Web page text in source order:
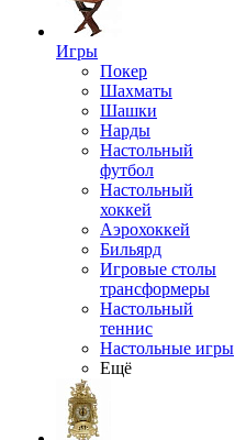
Игры
Покер
Шахматы
Шашки
Нарды
Настольный
футбол
Настольный
хоккей
Аэрохоккей
Бильярд
Игровые столы
трансформеры
Настольный
теннис
Настольные игры
Ещё